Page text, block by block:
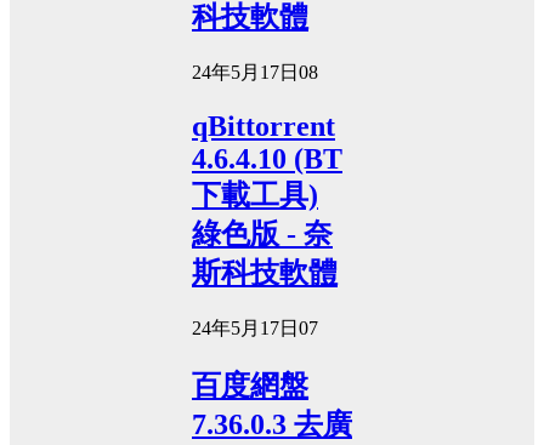
科技軟體
24年5月17日 08
qBittorrent
4.6.4.10 (BT
下載工具)
綠色版 - 奈
斯科技軟體
24年5月17日 07
百度網盤
7.36.0.3 去廣